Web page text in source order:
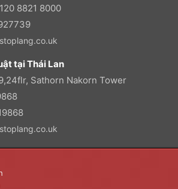
8821 8000
tại Thái Lan
Sathorn Nakorn Tower